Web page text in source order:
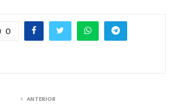
0
ANTERIOR